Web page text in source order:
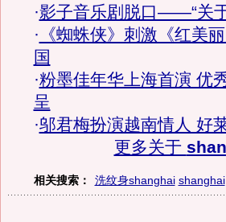
·影子音乐剧脱口——“关
· 《蜘蛛侠》刺激《红美
国
·粉墨佳年华上海首演 优
呈
·邬君梅扮演越南情人 好
更多关于
相关搜索： 洗纹身shanghai shanghai